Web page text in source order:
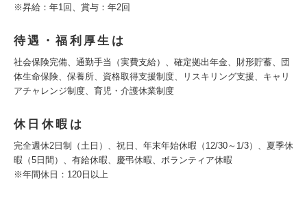
※昇給：年1回、賞与：年2回
待遇・福利厚生は
社会保険完備、通勤手当（実費支給）、確定拠出年金、財形貯蓄、団
体生命保険、保養所、資格取得支援制度、リスキリング支援、キャリ
アチャレンジ制度、育児・介護休業制度
休日休暇は
完全週休2日制（土日）、祝日、年末年始休暇（12/30～1/3）、夏季休
暇（5日間）、有給休暇、慶弔休暇、ボランティア休暇
※年間休日：120日以上